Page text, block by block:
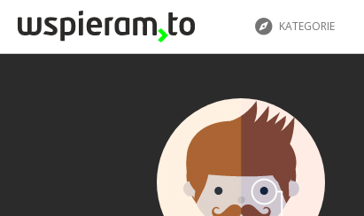
KATEGORIE